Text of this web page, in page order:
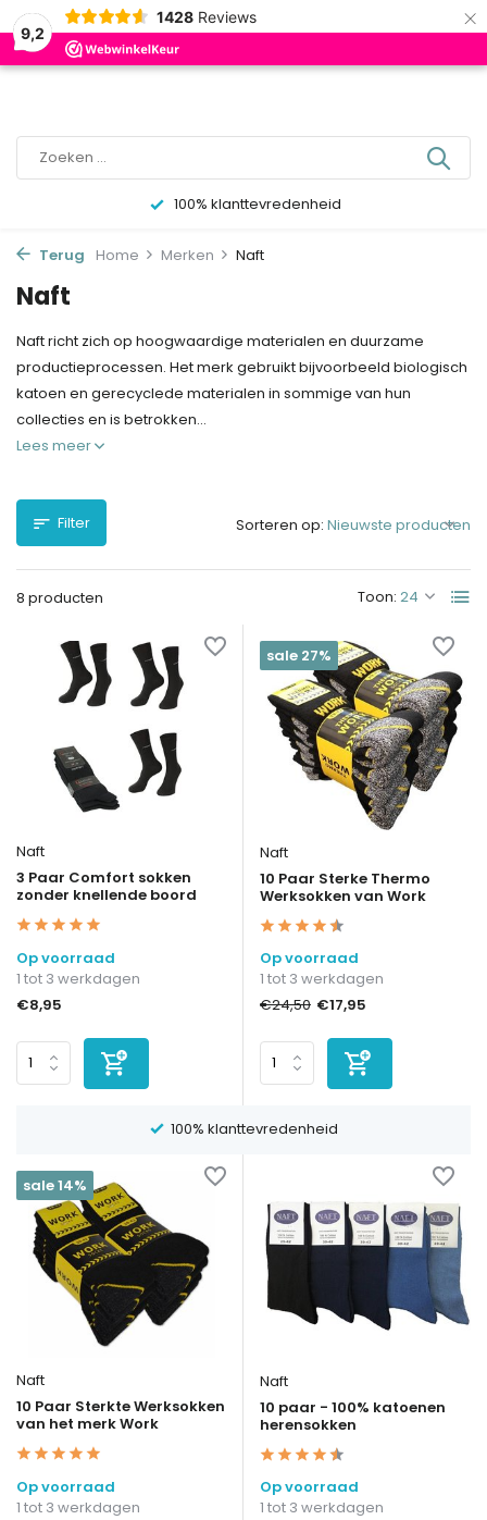
9,2
1428 Reviews ×
0
100% klanttevredenheid
Terug Home Merken Naft
Naft
Naft richt zich op hoogwaardige materialen en duurzame
productieprocessen. Het merk gebruikt bijvoorbeeld biologisch
katoen en gerecyclede materialen in sommige van hun
collecties en is betrokken...
Lees meer
Filter
8 producten Toon:
Sorteren op:
Naft
3 Paar Comfort sokken
zonder knellende boord
Op voorraad
1 tot 3 werkdagen
€8,95
sale 27%
Naft
10 Paar Sterke Thermo
Werksokken van Work
Op voorraad
1 tot 3 werkdagen
€24,50 €17,95
100% klanttevredenheid
sale 14%
Naft
10 Paar Sterkte Werksokken
van het merk Work
Op voorraad
1 tot 3 werkdagen
Naft
10 paar - 100% katoenen
herensokken
Op voorraad
1 tot 3 werkdagen